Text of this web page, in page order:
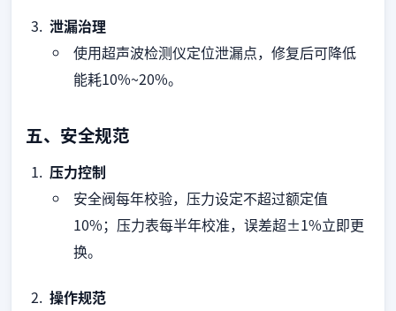
泄漏治理
使用超声波检测仪定位泄漏点，修复后可降低
能耗10%~20%。
五、安全规范
压力控制
安全阀每年校验，压力设定不超过额定值
10%；压力表每半年校准，误差超±1%立即更
换。
操作规范